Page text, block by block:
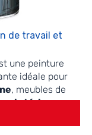
de travail et
une peinture
idéale pour
, meubles de
intérieures,
est également
pour tableet